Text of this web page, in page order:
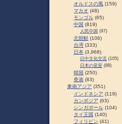
オルドスの風 (159)
マカオ (48)
モンゴル (65)
中国 (819)
人民中国 (97)
北朝鮮 (106)
台湾 (333)
日本 (3,968)
日中文化交流 (105)
日本の皇室 (88)
韓国 (250)
香港 (83)
東南アジア (351)
インドネシア (119)
カンボジア (63)
シンガポール (104)
タイ王国 (140)
フィリピン (41)